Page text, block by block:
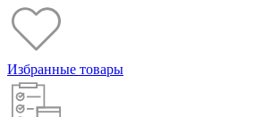
Избранные товары